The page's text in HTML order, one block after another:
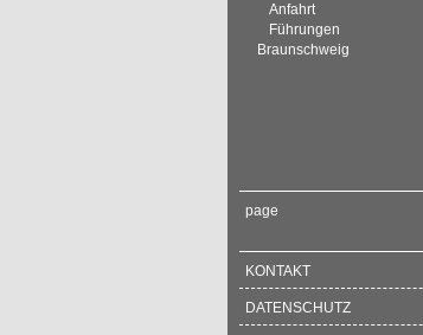
Anfahrt
Führungen
Braunschweig
page
KONTAKT
DATENSCHUTZ